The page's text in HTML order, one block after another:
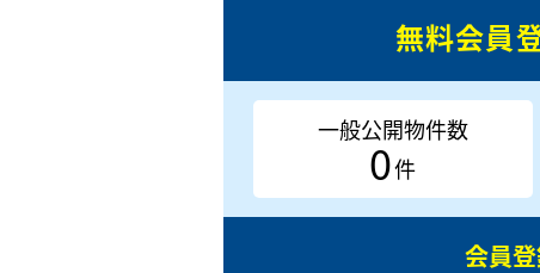
無料会員
一般公開物件数
0件
会員